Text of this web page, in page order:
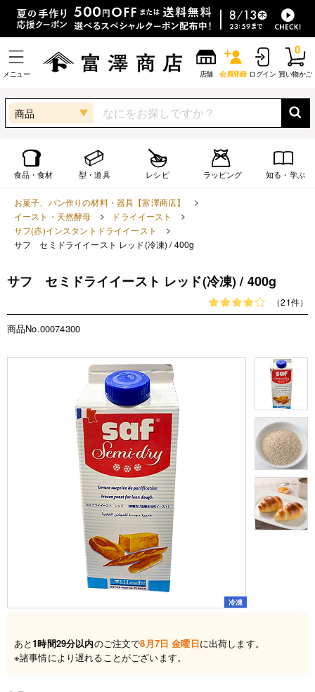
メニュー 店舗 会員登録 ログイン 買い物かご
0
商品
食品・食材 型・道具 レシピ ラッピング 知る・学ぶ
お菓子、パン作りの材料・器具【富澤商店】
イースト・天然酵母
ドライイースト
サフ(赤)インスタントドライイースト
サフ セミドライイースト レッド(冷凍) / 400g
サフ セミドライイースト レッド(冷凍) / 400g
（21件）
商品No.00074300
冷凍
あと1時間29分以内のご注文で8月7日 金曜日に出荷します。
※諸事情により遅れることがございます。